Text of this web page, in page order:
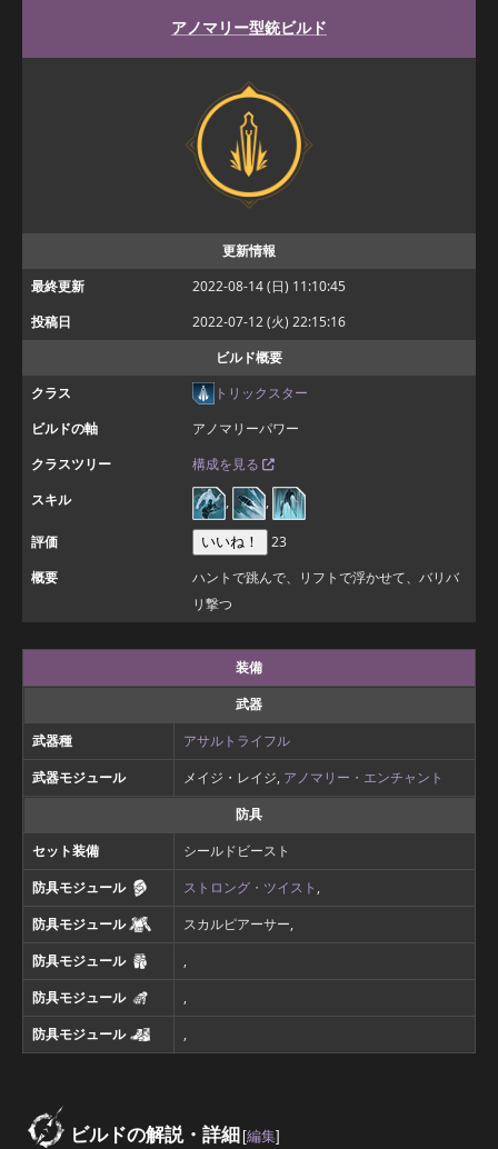
アノマリー型銃ビルド
更新情報
最終更新
2022-08-14 (日) 11:10:45
投稿日
2022-07-12 (火) 22:15:16
ビルド概要
クラス
トリックスター
ビルドの軸
アノマリーパワー
クラスツリー
構成を見る
スキル
, ,
評価 いいね！
23
概要
ハントで跳んで、リフトで浮かせて、バリバ
リ撃つ
装備
武器
武器種
アサルトライフル
武器モジュール
メイジ・レイジ, アノマリー・エンチャント
防具
セット装備
シールドビースト
防具モジュール
ストロング・ツイスト ,
防具モジュール
スカルピアーサー,
防具モジュール
,
防具モジュール
,
防具モジュール
,
ビルドの解説・詳細 [編集]